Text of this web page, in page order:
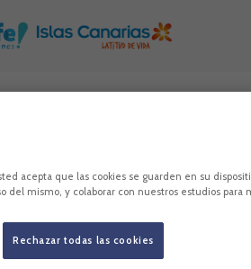
con esta. Mínimo tres caracteres.
acepta que las cookies se guarden en su
del mismo, y colaborar con nuestros estudios para
Rechazar todas las cookies